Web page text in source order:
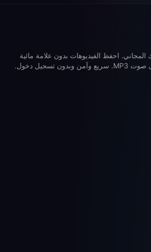
احفظ الفيديوهات بدون علامة مائية